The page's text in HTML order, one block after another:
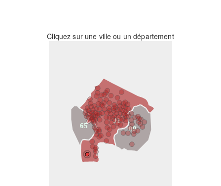
Cliquez sur une ville ou un département
31
09
65